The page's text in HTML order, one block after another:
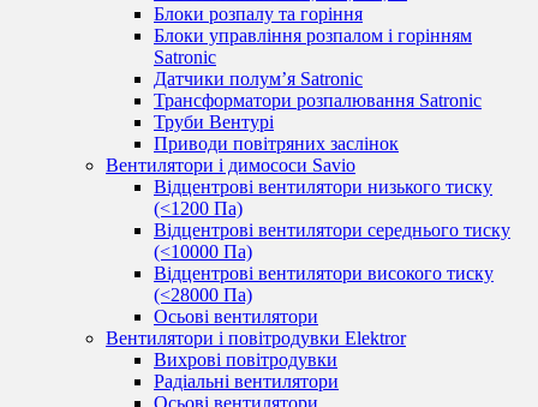
Блоки розпалу та горіння
Блоки управління розпалом і горінням
Satronic
Датчики полум’я Satronic
Трансформатори розпалювання Satronic
Труби Вентурі
Приводи повітряних заслінок
Вентилятори і димососи Savio
Відцентрові вентилятори низького тиску
(<1200 Па)
Відцентрові вентилятори середнього тиску
(<10000 Па)
Відцентрові вентилятори високого тиску
(<28000 Па)
Осьові вентилятори
Вентилятори і повітродувки Elektror
Вихрові повітродувки
Радіальні вентилятори
Осьові вентилятори